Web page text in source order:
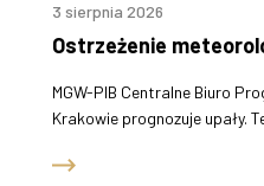
3 sierpnia 2026
Ostrzeżenie
MGW-PIB Centralne Biuro
Krakowie prognozuje upały.